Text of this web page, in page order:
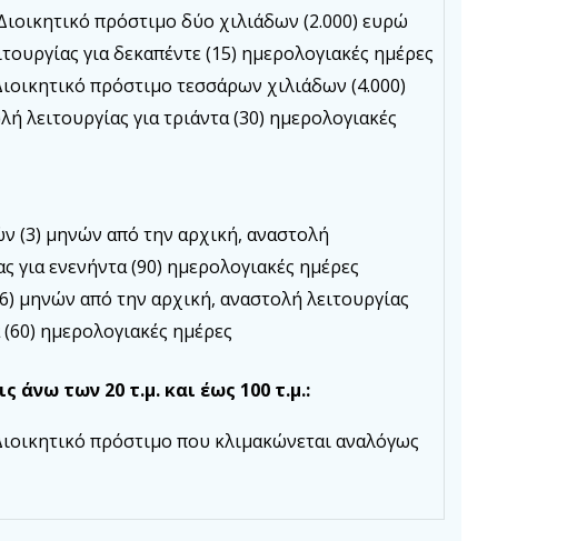
πρόστιμο δύο χιλιάδων (2.000) ευρώ
για δεκαπέντε (15) ημερολογιακές ημέρες
πρόστιμο τεσσάρων χιλιάδων (4.000)
λειτουργίας για τριάντα (30) ημερολογιακές
(3) μηνών από την αρχική, αναστολή
για ενενήντα (90) ημερολογιακές ημέρες
μηνών από την αρχική, αναστολή λειτουργίας
(60) ημερολογιακές ημέρες
άνω των 20 τ.μ. και έως 100 τ.μ.:
πρόστιμο που κλιμακώνεται αναλόγως